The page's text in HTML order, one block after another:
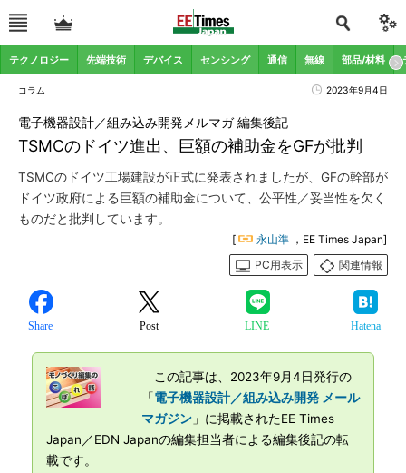
テクノロジー 先端技術 デバイス センシング 通信 無線 部品/材料
コラム 2023年9月4日
TSMCのドイツ進出、巨額の補助金をGFが批判
電子機器設計／組み込み開発メルマガ 編集後記
TSMCのドイツ工場建設が正式に発表されましたが、GFの幹部が
ドイツ政府による巨額の補助金について、公平性／妥当性を欠く
ものだと批判しています。
[ 永山準 ，EE Times Japan]
PC用表示
関連情報
Share Post LINE Hatena
この記事は、2023年9月4日発行の
「電子機器設計／組み込み開発 メール
マガジン 」に掲載されたEE Times
Japan／EDN Japanの編集担当者による編集後記の転
載です。